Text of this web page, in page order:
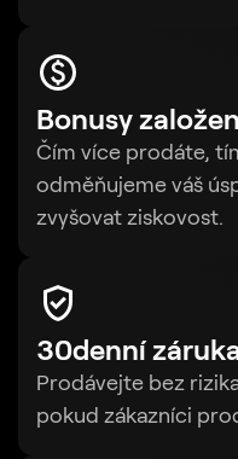
Bonusy
Čím více prodáte,
odměňujeme váš
zvyšovat ziskovost.
30denní
Prodávejte bez
pokud zákazníci